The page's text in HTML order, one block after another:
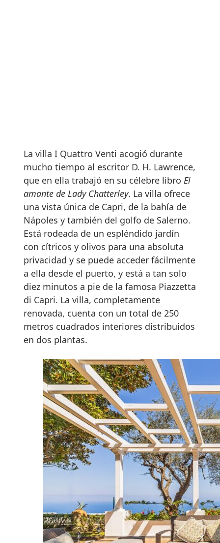
La villa I Quattro Venti acogió durante
mucho tiempo al escritor D. H. Lawrence,
que en ella trabajó en su célebre libro El
amante de Lady Chatterley. La villa ofrece
una vista única de Capri, de la bahía de
Nápoles y también del golfo de Salerno.
Está rodeada de un espléndido jardín
con cítricos y olivos para una absoluta
privacidad y se puede acceder fácilmente
a ella desde el puerto, y está a tan solo
diez minutos a pie de la famosa Piazzetta
di Capri. La villa, completamente
renovada, cuenta con un total de 250
metros cuadrados interiores distribuidos
en dos plantas.